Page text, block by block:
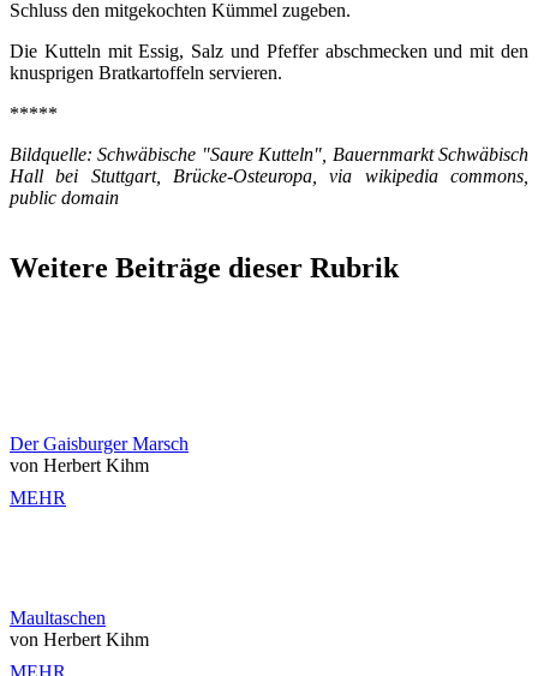
Schluss den mitgekochten Kümmel zugeben.
Die Kutteln mit Essig, Salz und Pfeffer abschmecken und mit den
knusprigen Bratkartoffeln servieren.
*****
Bildquelle: Schwäbische "Saure Kutteln", Bauernmarkt Schwäbisch
Hall bei Stuttgart, Brücke-Osteuropa, via wikipedia commons,
public domain
Weitere Beiträge dieser Rubrik
Der Gaisburger Marsch
von Herbert Kihm
MEHR
Maultaschen
von Herbert Kihm
MEHR